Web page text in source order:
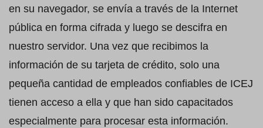
en su navegador, se envía a través de la Internet
pública en forma cifrada y luego se descifra en
nuestro servidor. Una vez que recibimos la
información de su tarjeta de crédito, solo una
pequeña cantidad de empleados confiables de ICEJ
tienen acceso a ella y que han sido capacitados
especialmente para procesar esta información.